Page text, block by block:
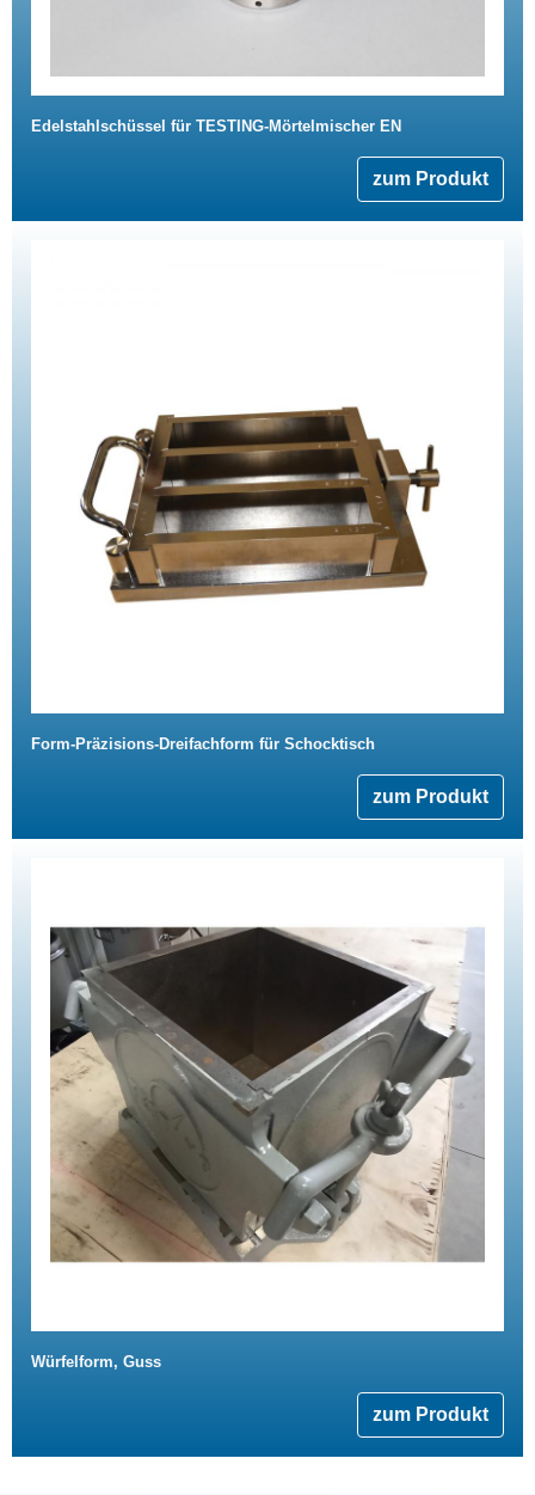
Edelstahlschüssel für TESTING-Mörtelmischer EN
zum Produkt
Form-Präzisions-Dreifachform für Schocktisch
zum Produkt
Würfelform, Guss
zum Produkt